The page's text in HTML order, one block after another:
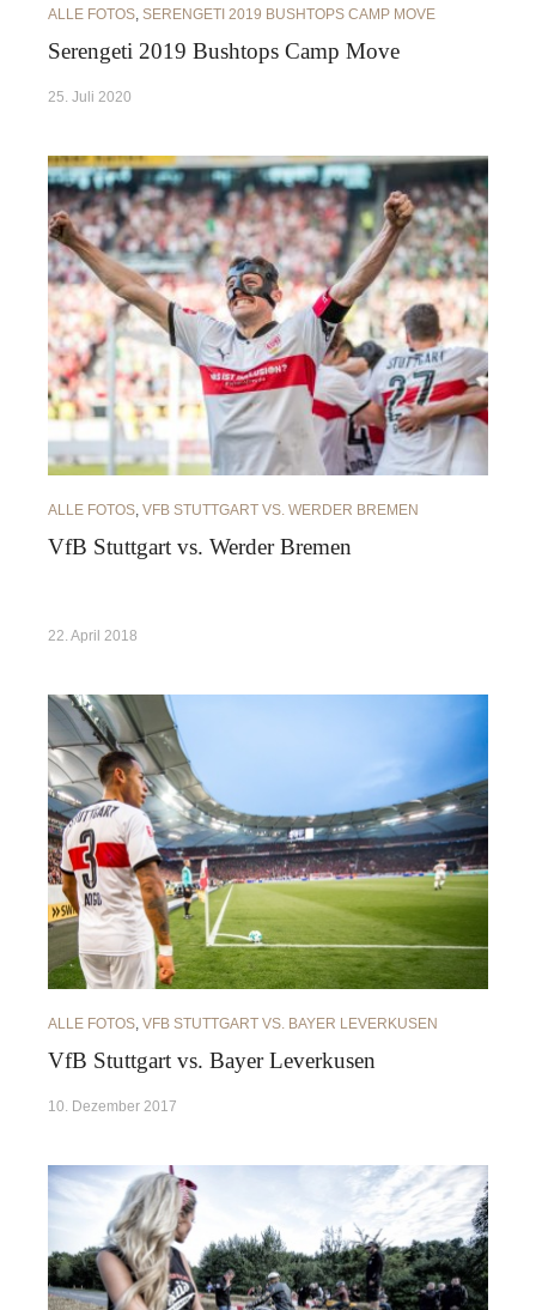
ALLE FOTOS SERENGETI 2019 BUSHTOPS CAMP MOVE
Serengeti 2019 Bushtops Camp Move
25. Juli 2020
ALLE FOTOS, VFB STUTTGART VS. WERDER BREMEN
VfB Stuttgart vs. Werder Bremen
22. April 2018
ALLE FOTOS, VFB STUTTGART VS. BAYER LEVERKUSEN
VfB Stuttgart vs. Bayer Leverkusen
10. Dezember 2017